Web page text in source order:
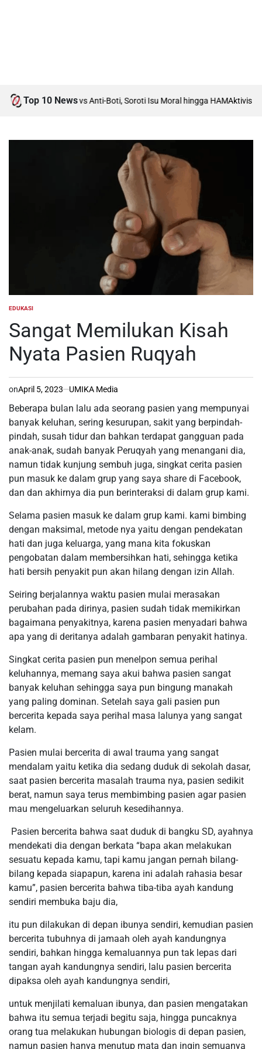
Top 10 News
Debat Boti vs Anti-Boti, Soroti Isu Moral hingga HAM Aktivis Islam
POSTED
EDUKASI
Sangat Memilukan Kisah
Nyata Pasien Ruqyah
onApril 5, 2023 UMIKA Media
Beberapa bulan lalu ada seorang pasien yang mempunyai
banyak keluhan, sering kesurupan, sakit yang berpindah-
pindah, susah tidur dan bahkan terdapat gangguan pada
anak-anak, sudah banyak Peruqyah yang menangani dia,
namun tidak kunjung sembuh juga, singkat cerita pasien
pun masuk ke dalam grup yang saya share di Facebook,
dan dan akhirnya dia pun berinteraksi di dalam grup kami.
Selama pasien masuk ke dalam grup kami. kami bimbing
dengan maksimal, metode nya yaitu dengan pendekatan
hati dan juga keluarga, yang mana kita fokuskan
pengobatan dalam membersihkan hati, sehingga ketika
hati bersih penyakit pun akan hilang dengan izin Allah.
Seiring berjalannya waktu pasien mulai merasakan
perubahan pada dirinya, pasien sudah tidak memikirkan
bagaimana penyakitnya, karena pasien menyadari bahwa
apa yang di deritanya adalah gambaran penyakit hatinya.
Singkat cerita pasien pun menelpon semua perihal
keluhannya, memang saya akui bahwa pasien sangat
banyak keluhan sehingga saya pun bingung manakah
yang paling dominan. Setelah saya gali pasien pun
bercerita kepada saya perihal masa lalunya yang sangat
kelam.
Pasien mulai bercerita di awal trauma yang sangat
mendalam yaitu ketika dia sedang duduk di sekolah dasar,
saat pasien bercerita masalah trauma nya, pasien sedikit
berat, namun saya terus membimbing pasien agar pasien
mau mengeluarkan seluruh kesedihannya.
Pasien bercerita bahwa saat duduk di bangku SD, ayahnya
mendekati dia dengan berkata “bapa akan melakukan
sesuatu kepada kamu, tapi kamu jangan pernah bilang-
bilang kepada siapapun, karena ini adalah rahasia besar
kamu”, pasien bercerita bahwa tiba-tiba ayah kandung
sendiri membuka baju dia,
itu pun dilakukan di depan ibunya sendiri, kemudian pasien
bercerita tubuhnya di jamaah oleh ayah kandungnya
sendiri, bahkan hingga kemaluannya pun tak lepas dari
tangan ayah kandungnya sendiri, lalu pasien bercerita
dipaksa oleh ayah kandungnya sendiri,
untuk menjilati kemaluan ibunya, dan pasien mengatakan
bahwa itu semua terjadi begitu saja, hingga puncaknya
orang tua melakukan hubungan biologis di depan pasien,
namun pasien hanya menutup mata dan ingin semuanya